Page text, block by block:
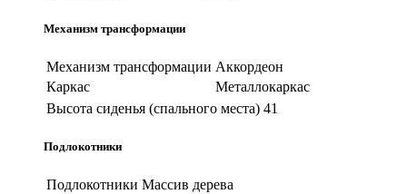
Механизм трансформации
Механизм трансформации Аккордеон
Каркас
Металлокаркас
Высота сиденья (спального места) 41
Подлокотники
Подлокотники Массив дерева